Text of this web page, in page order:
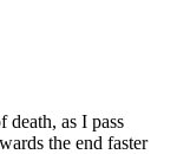
as I pass
the end faster